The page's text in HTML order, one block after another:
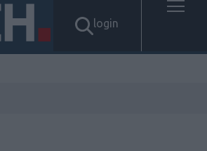
login